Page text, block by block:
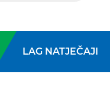
LAG NATJEČAJI